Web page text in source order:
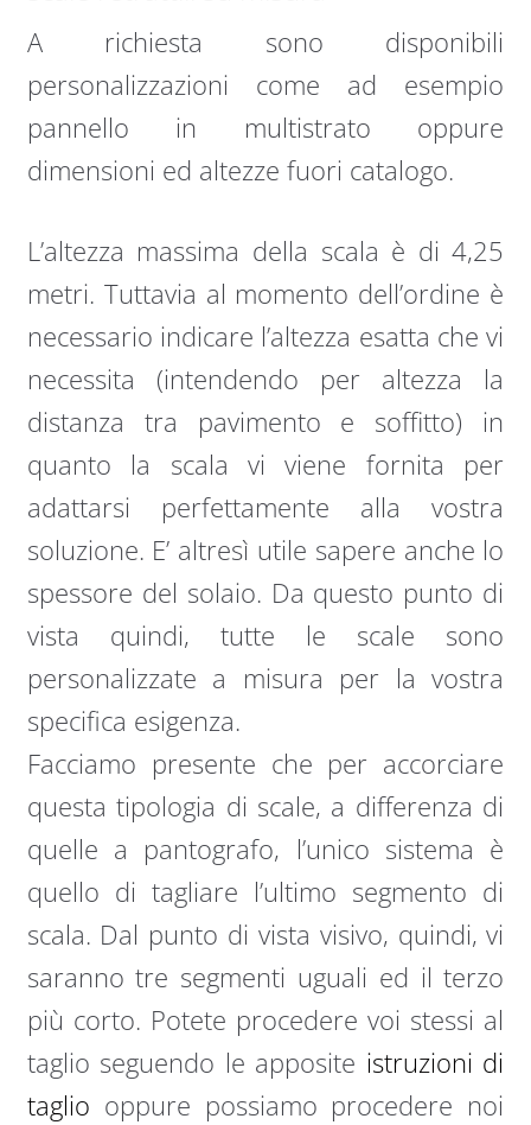
A richiesta sono disponibili
personalizzazioni come ad esempio
pannello in multistrato oppure
dimensioni ed altezze fuori catalogo.
L’altezza massima della scala è di 4,25
metri. Tuttavia al momento dell’ordine è
necessario indicare l’altezza esatta che vi
necessita (intendendo per altezza la
distanza tra pavimento e soffitto) in
quanto la scala vi viene fornita per
adattarsi perfettamente alla vostra
soluzione. E’ altresì utile sapere anche lo
spessore del solaio. Da questo punto di
vista quindi, tutte le scale sono
personalizzate a misura per la vostra
specifica esigenza.
Facciamo presente che per accorciare
questa tipologia di scale, a differenza di
quelle a pantografo, l’unico sistema è
quello di tagliare l’ultimo segmento di
scala. Dal punto di vista visivo, quindi, vi
saranno tre segmenti uguali ed il terzo
più corto. Potete procedere voi stessi al
taglio seguendo le apposite istruzioni di
taglio oppure possiamo procedere noi